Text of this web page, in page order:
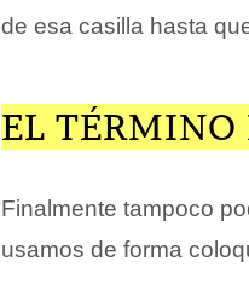
de esa casilla hasta
EL TÉRMINO
Finalmente tampoco
usamos de forma